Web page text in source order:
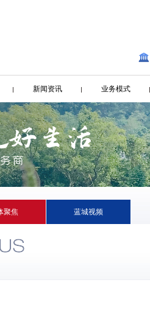
新闻资讯 业务模式
聚焦 蓝城视频